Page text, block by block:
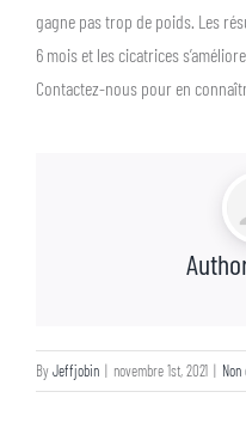
gagne pas trop de poids. Les
6 mois et les cicatrices
Contactez-nous pour en
ByJeffjobin | novembre 1st, 2021 |